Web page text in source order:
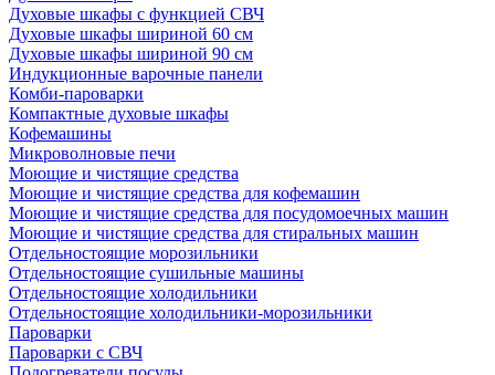
Духовые шкафы с функцией СВЧ
Духовые шкафы шириной 60 см
Духовые шкафы шириной 90 см
Индукционные варочные панели
Комби-пароварки
Компактные духовые шкафы
Кофемашины
Микроволновые печи
Моющие и чистящие средства
Моющие и чистящие средства для кофемашин
Моющие и чистящие средства для посудомоечных машин
Моющие и чистящие средства для стиральных машин
Отдельностоящие морозильники
Отдельностоящие сушильные машины
Отдельностоящие холодильники
Отдельностоящие холодильники-морозильники
Пароварки
Пароварки с СВЧ